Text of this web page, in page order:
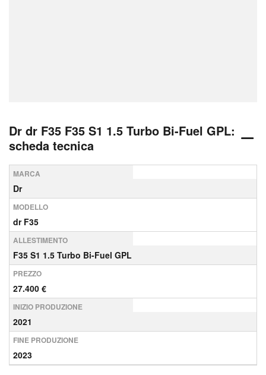
Dr dr F35 F35 S1 1.5 Turbo Bi-Fuel GPL:
scheda tecnica
MARCA
Dr
MODELLO
dr F35
ALLESTIMENTO
F35 S1 1.5 Turbo Bi-Fuel GPL
PREZZO
27.400 €
INIZIO PRODUZIONE
2021
FINE PRODUZIONE
2023